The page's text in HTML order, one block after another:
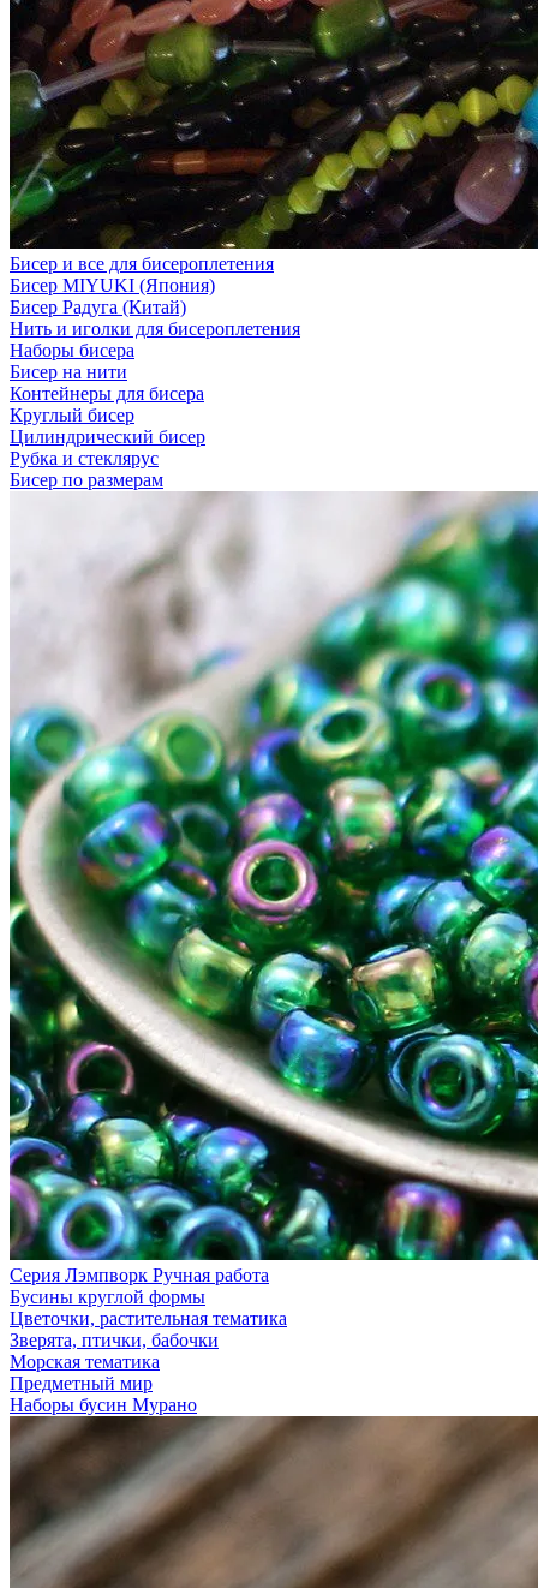
Бисер и все для бисероплетения
Бисер MIYUKI (Япония)
Бисер Радуга (Китай)
Нить и иголки для бисероплетения
Наборы бисера
Бисер на нити
Контейнеры для бисера
Круглый бисер
Цилиндрический бисер
Рубка и стеклярус
Бисер по размерам
Серия Лэмпворк Ручная работа
Бусины круглой формы
Цветочки, растительная тематика
Зверята, птички, бабочки
Морская тематика
Предметный мир
Наборы бусин Мурано